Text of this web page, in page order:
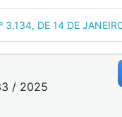
3.134, DE 14 DE
/ 2025